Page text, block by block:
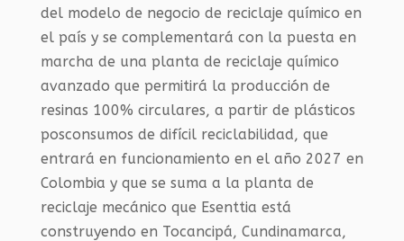
del modelo de negocio de reciclaje químico en
el país y se complementará con la puesta en
marcha de una planta de reciclaje químico
avanzado que permitirá la producción de
resinas 100% circulares, a partir de plásticos
posconsumos de difícil reciclabilidad, que
entrará en funcionamiento en el año 2027 en
Colombia y que se suma a la planta de
reciclaje mecánico que Esenttia está
construyendo en Tocancipá, Cundinamarca,